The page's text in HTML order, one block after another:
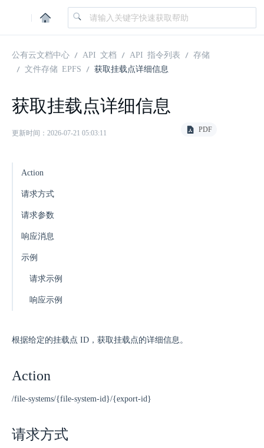
|
公有云文档中心 API 文档 API 指令列表
存储
文件存储 EPFS
获取挂载点详细信息
获取挂载点详细信息
更新时间：2026-07-21 05:03:11 PDF
Action
请求方式
请求参数
响应消息
示例
请求示例
响应示例
根据给定的挂载点 ID，获取挂载点的详细信息。
Action
/file-systems/{file-system-id}/{export-id}
请求方式